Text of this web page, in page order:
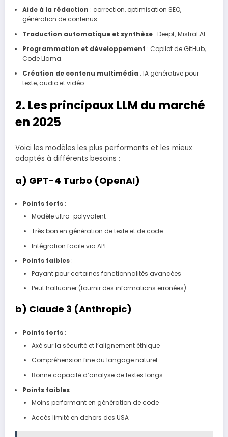
Aide à la rédaction : correction, optimisation SEO,
génération de contenus.
Traduction automatique et synthèse: DeepL, Mistral AI.
Programmation et développement : Copilot de GitHub,
Code Llama.
Création de contenu multimédia : IA générative pour
texte, audio et vidéo.
2. Les principaux LLM du marché
en 2025
Voici les modèles les plus performants et les mieux
adaptés à différents besoins :
a) GPT-4 Turbo (OpenAI)
Points forts:
Modèle ultra-polyvalent
Très bon en génération de texte et de code
Intégration facile via API
Points faibles:
Payant pour certaines fonctionnalités avancées
Peut halluciner (fournir des informations erronées)
b) Claude 3 (Anthropic)
Points forts:
Axé sur la sécurité et l’alignement éthique
Compréhension fine du langage naturel
Bonne capacité d’analyse de textes longs
Points faibles:
Moins performant en génération de code
Accès limité en dehors des USA